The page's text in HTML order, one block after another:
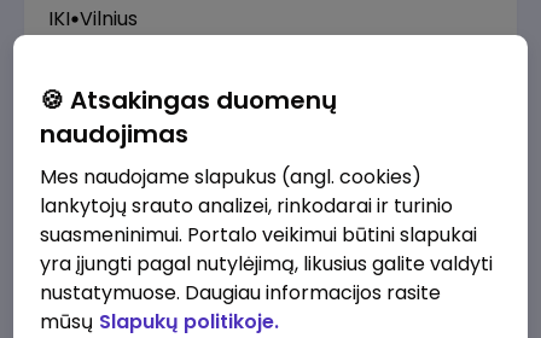
IKI Vilnius
prieš 3 val.
Prekių surinkėjas (-a) - pickeris, Senasis
Ukmergės kelias 8, Avižieniai
IKI Vilnius
🍪 Atsakingas duomenų
naudojimas
Mes naudojame slapukus (angl. cookies)
lankytojų srauto analizei, rinkodarai ir turinio
suasmeninimui. Portalo veikimui būtini slapukai
yra įjungti pagal nutylėjimą, likusius galite valdyti
nustatymuose. Daugiau informacijos rasite
mūsų Slapukų politikoje.